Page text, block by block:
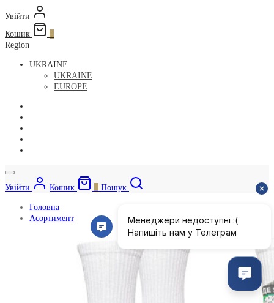
Увійти
Кошик
Region
UKRAINE
UKRAINE
EUROPE
Увійти Кошик Пошук
Головна
Асортимент